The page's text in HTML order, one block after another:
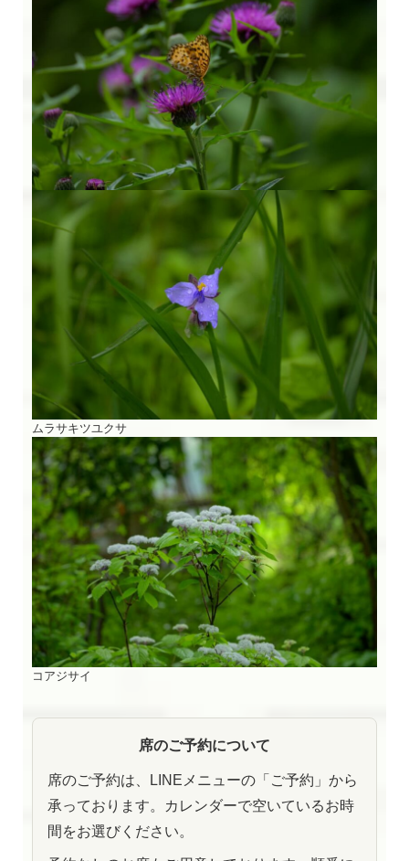
ムラサキツユクサ
コアジサイ
席のご予約について
席のご予約は、LINEメニューの「ご予約」から
承っております。カレンダーで空いているお時
間をお選びください。